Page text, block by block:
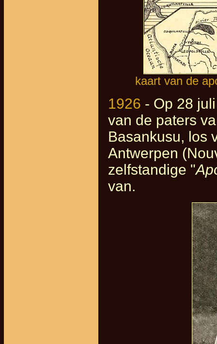
kaart van de
1926 - Op 28
van de paters
Basankusu, los
Antwerpen
zelfstandige "
van.